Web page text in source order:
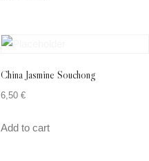
China Jasmine Souchong
6,50 €
Add to cart